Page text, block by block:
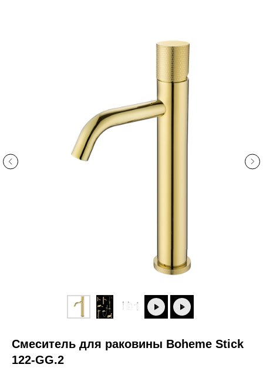
Cмеситель для раковины Boheme Stick
122-GG.2